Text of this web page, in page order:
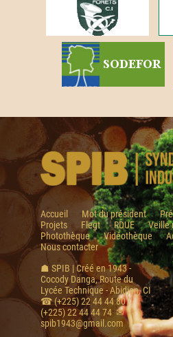
Accueil Mot du président
Projets
Flegt RDUE
Veille
Photothèque
Vidéothèque
Nous contacter
☗ SPIB | Créé en 1943 -
Cocody Danga, Route du
Lycée Technique - Abidjan, CI
☎ (+225) 22 44 44 80 /
(+225) 22 44 44 74 ✉
spib1943@gmail.com